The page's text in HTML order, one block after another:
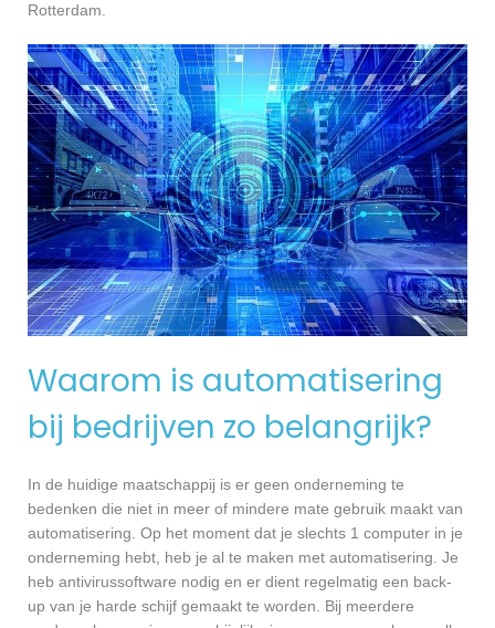
Rotterdam.
Waarom is automatisering
bij bedrijven zo belangrijk?
In de huidige maatschappij is er geen onderneming te
bedenken die niet in meer of mindere mate gebruik maakt van
automatisering. Op het moment dat je slechts 1 computer in je
onderneming hebt, heb je al te maken met automatisering. Je
heb antivirussoftware nodig en er dient regelmatig een back-
up van je harde schijf gemaakt te worden. Bij meerdere